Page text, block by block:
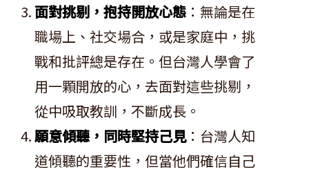
面對挑剔，抱持開放心態 ：無論是在
職場上、社交場合，或是家庭中，挑
戰和批評總是存在。但台灣人學會了
用一顆開放的心，去面對這些挑剔，
從中吸取教訓，不斷成長。
願意傾聽，同時堅持己見：台灣人知
道傾聽的重要性，但當他們確信自己